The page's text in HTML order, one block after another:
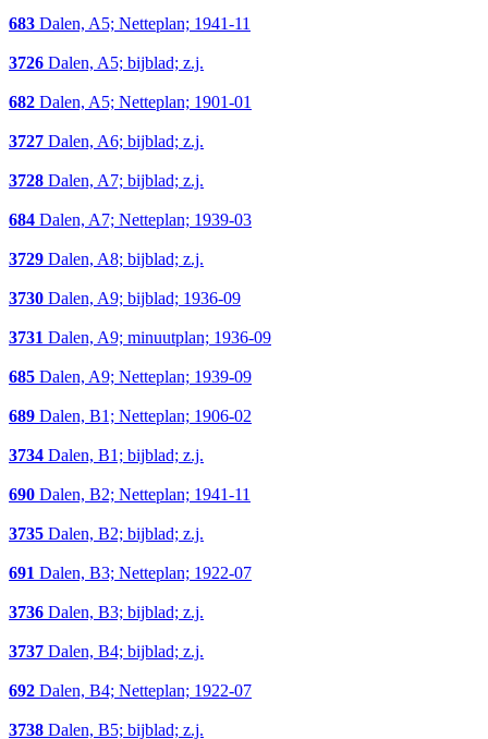
683 Dalen, A5; Netteplan; 1941-11
3726 Dalen, A5; bijblad; z.j.
682 Dalen, A5; Netteplan; 1901-01
3727 Dalen, A6; bijblad; z.j.
3728 Dalen, A7; bijblad; z.j.
684 Dalen, A7; Netteplan; 1939-03
3729 Dalen, A8; bijblad; z.j.
3730 Dalen, A9; bijblad; 1936-09
3731 Dalen, A9; minuutplan; 1936-09
685 Dalen, A9; Netteplan; 1939-09
689 Dalen, B1; Netteplan; 1906-02
3734 Dalen, B1; bijblad; z.j.
690 Dalen, B2; Netteplan; 1941-11
3735 Dalen, B2; bijblad; z.j.
691 Dalen, B3; Netteplan; 1922-07
3736 Dalen, B3; bijblad; z.j.
3737 Dalen, B4; bijblad; z.j.
692 Dalen, B4; Netteplan; 1922-07
3738 Dalen, B5; bijblad; z.j.